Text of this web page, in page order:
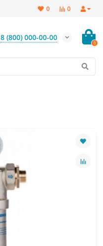
0
0
8 (800) 000-00-00
0